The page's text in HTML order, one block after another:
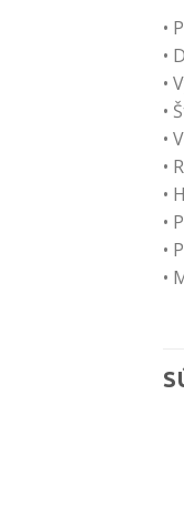
•
•
•
•
•
•
•
•
•
•